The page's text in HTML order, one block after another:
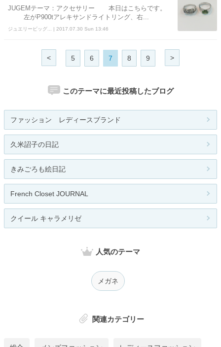
JUGEMテーマ：アクセサリー 本日はこちらです。
左がP900tアレキサンドライトリング、右...
ジュエリービッグ... | 2017.07.30 Sun 13:46
< 5 6 7 8 9 >
このテーマに最近投稿したブログ
ファッション レディースブランド
久米詔子の日記
きみごろも絵日記
French Closet JOURNAL
クイール キャラメリゼ
人気のテーマ
メガネ
関連カテゴリー